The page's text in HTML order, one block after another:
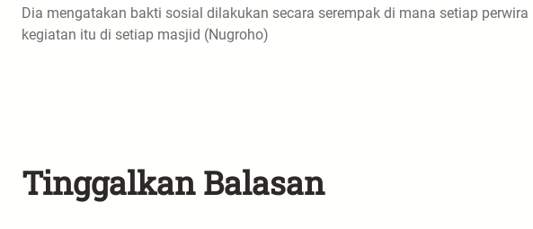
Dia mengatakan bakti sosial dilakukan secara serempak di mana setiap
kegiatan itu di setiap masjid (Nugroho)
Tinggalkan Balasan